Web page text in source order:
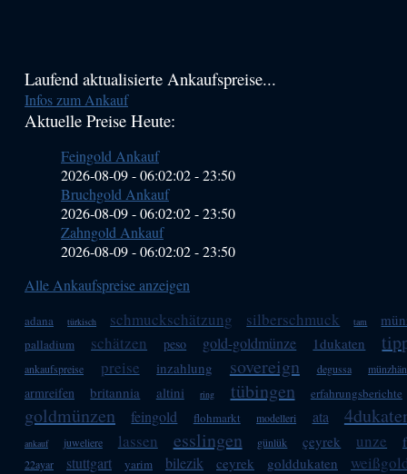
Haupt-
Sidebar
Laufend aktualisierte Ankaufspreise...
Infos zum Ankauf
Aktuelle Preise Heute:
Feingold Ankauf
2026-08-09 - 06:02:02-23:50
Bruchgold Ankauf
2026-08-09 - 06:02:02-23:50
Zahngold Ankauf
2026-08-09 - 06:02:02-23:50
Alle Ankaufspreise anzeigen
adana türkisch schmuckschätzung silberschmuck tam
palladium schätzen peso gold-goldmünze 1dukaten
ankaufspreise preise inzahlung sovereign degussa
armreifen britannia altini ring tübingen erfahrungsberichte
goldmünzen feingold flohmarkt modelleri ata
ankauf juweliere lassen esslingen günlük çeyrek unze
22ayar stuttgart yarim bilezik ceyrek golddukaten